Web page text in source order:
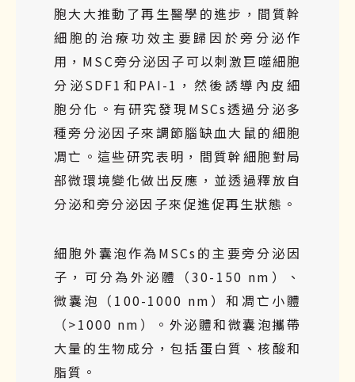
胞大大推動了再生醫學的進步，間質幹
細胞的治療功效主要歸因於旁分泌作
用，MSC旁分泌因子可以刺激巨噬細胞
分泌SDF1和PAI-1，然後誘導內皮細
胞分化。有研究發現MSCs透過分泌多
種旁分泌因子來調節腦缺血大鼠的細胞
凋亡。這些研究表明，間質幹細胞對局
部微環境變化做出反應，並透過釋放自
分泌和旁分泌因子來促進促再生狀態。
細胞外囊泡作為MSCs的主要旁分泌因
子，可分為外泌體（30-150 nm）、
微囊泡（100-1000 nm）和凋亡小體
（>1000 nm）。外泌體和微囊泡攜帶
大量的生物成分，包括蛋白質、核酸和
脂質。